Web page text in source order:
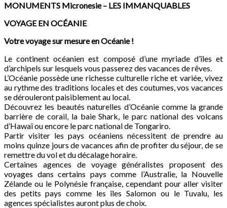
MONUMENTS Micronesie– LES IMMANQUABLES
VOYAGE EN OCÉANIE
Votre voyage sur mesure en Océanie !
Le continent océanien est composé d’une myriade d’îles et
d’archipels sur lesquels vous passerez des vacances de rêves.
L’Océanie possède une richesse culturelle riche et variée, vivez
au rythme des traditions locales et des coutumes, vos vacances
se dérouleront paisiblement au local.
Découvrez les beautés naturelles d’Océanie comme la grande
barrière de corail, la baie Shark, le parc national des volcans
d’Hawaï ou encore le parc national de Tongariro.
Partir visiter les pays océaniens nécessitent de prendre au
moins quinze jours de vacances afin de profiter du séjour, de se
remettre du vol et du décalage horaire.
Certaines agences de voyage généralistes proposent des
voyages dans certains pays comme l’Australie, la Nouvelle
Zélande ou le Polynésie française, cependant pour aller visiter
des petits pays comme les îles Salomon ou le Tuvalu, les
agences spécialistes auront plus de choix.